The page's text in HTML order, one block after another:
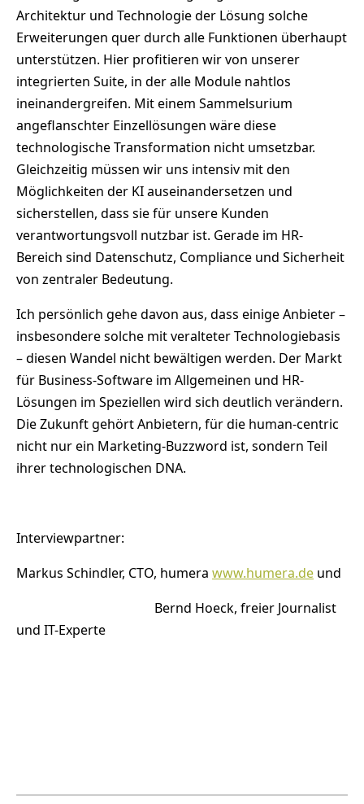
Architektur und Technologie der Lösung solche
Erweiterungen quer durch alle Funktionen überhaupt
unterstützen. Hier profitieren wir von unserer
integrierten Suite, in der alle Module nahtlos
ineinandergreifen. Mit einem Sammelsurium
angeflanschter Einzellösungen wäre diese
technologische Transformation nicht umsetzbar.
Gleichzeitig müssen wir uns intensiv mit den
Möglichkeiten der KI auseinandersetzen und
sicherstellen, dass sie für unsere Kunden
verantwortungsvoll nutzbar ist. Gerade im HR-
Bereich sind Datenschutz, Compliance und Sicherheit
von zentraler Bedeutung.
Ich persönlich gehe davon aus, dass einige Anbieter –
insbesondere solche mit veralteter Technologiebasis
– diesen Wandel nicht bewältigen werden. Der Markt
für Business-Software im Allgemeinen und HR-
Lösungen im Speziellen wird sich deutlich verändern.
Die Zukunft gehört Anbietern, für die human-centric
nicht nur ein Marketing-Buzzword ist, sondern Teil
ihrer technologischen DNA.
Interviewpartner:
Markus Schindler, CTO, humera www.humera.de und
Bernd Hoeck, freier Journalist
und IT-Experte